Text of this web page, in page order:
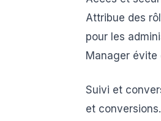
Attribue des
pour les
Manager évite
Suivi et
et